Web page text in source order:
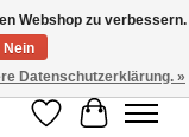
- 02191/5991535 -
Wunschzettel
Ihr
Webshop zu verbessern.
Nein
Datenschutzerklärung. »